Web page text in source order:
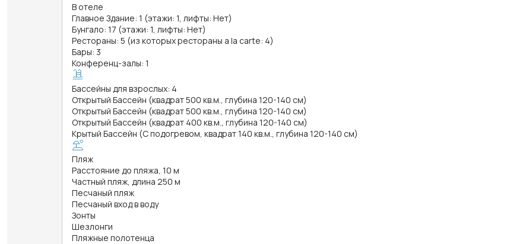
В отеле
Главное Здание: 1 (этажи: 1, лифты: Нет)
Бунгало: 17 (этажи: 1, лифты: Нет)
Рестораны: 5 (из которых рестораны a la carte: 4)
Бары: 3
Конференц-залы: 1
Бассейны для взрослых: 4
Открытый Бассейн (квадрат 500 кв.м., глубина 120-140 см)
Открытый Бассейн (квадрат 500 кв.м., глубина 120-140 см)
Открытый Бассейн (квадрат 400 кв.м., глубина 120-140 см)
Крытый Бассейн (С подогревом, квадрат 140 кв.м., глубина 120-140 см)
Пляж
Расстояние до пляжа, 10 м
Частный пляж, длина 250 м
Песчаный пляж
Песчаный вход в воду
Зонты
Шезлонги
Пляжные полотенца